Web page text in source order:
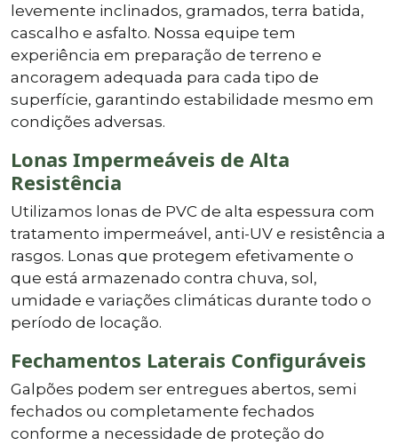
levemente inclinados, gramados, terra batida,
cascalho e asfalto. Nossa equipe tem
experiência em preparação de terreno e
ancoragem adequada para cada tipo de
superfície, garantindo estabilidade mesmo em
condições adversas.
Lonas Impermeáveis de Alta
Resistência
Utilizamos lonas de PVC de alta espessura com
tratamento impermeável, anti-UV e resistência a
rasgos. Lonas que protegem efetivamente o
que está armazenado contra chuva, sol,
umidade e variações climáticas durante todo o
período de locação.
Fechamentos Laterais Configuráveis
Galpões podem ser entregues abertos, semi
fechados ou completamente fechados
conforme a necessidade de proteção do